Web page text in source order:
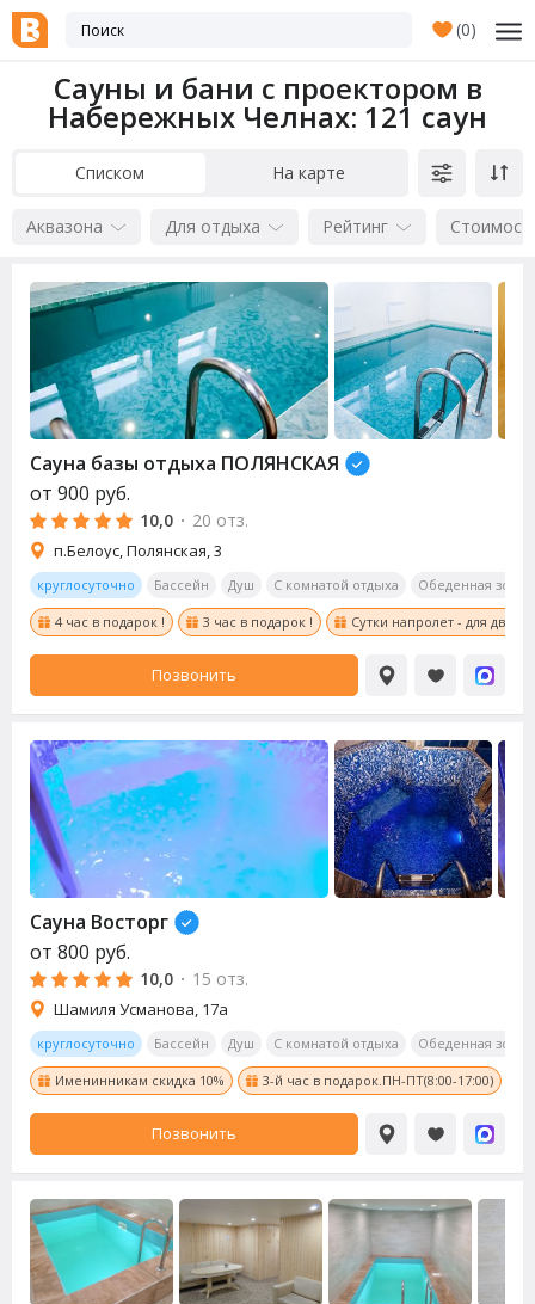
(0)
Сауны и бани с проектором в
Набережных Челнах: 121 саун
Списком На карте
Аквазона Для отдыха Рейтинг
Сауна базы отдыха ПОЛЯНСКАЯ
от 900 руб.
10,0 · 20 отз.
п.Белоус, Полянская, 3
круглосуточно Бассейн Душ С комнатой отдыха Обеденная зона
4 час в подарок ! 3 час в подарок ! Сутки напролет - для двоих
Позвонить
Сауна Восторг
от 800 руб.
10,0 · 15 отз.
Шамиля Усманова, 17а
круглосуточно Бассейн Душ С комнатой отдыха Обеденная зона
Именинникам скидка 10% 3-й час в подарок.ПН-ПТ(8:00-17:00)
Позвонить